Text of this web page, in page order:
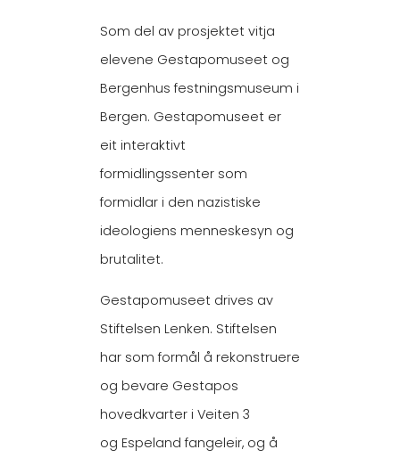
Som del av prosjektet vitja
elevene Gestapomuseet og
Bergenhus festningsmuseum i
Bergen. Gestapomuseet er
eit interaktivt
formidlingssenter som
formidlar i den nazistiske
ideologiens menneskesyn og
brutalitet.
Gestapomuseet drives av
Stiftelsen Lenken. Stiftelsen
har som formål å rekonstruere
og bevare Gestapos
hovedkvarter i Veiten 3
og Espeland fangeleir, og å